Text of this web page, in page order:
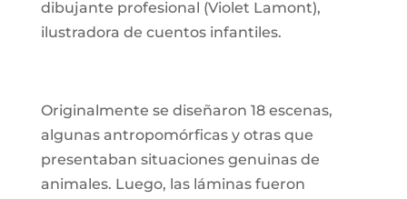
dibujante profesional (Violet Lamont),
ilustradora de cuentos infantiles.
Originalmente se diseñaron 18 escenas,
algunas antropomórficas y otras que
presentaban situaciones genuinas de
animales. Luego, las láminas fueron